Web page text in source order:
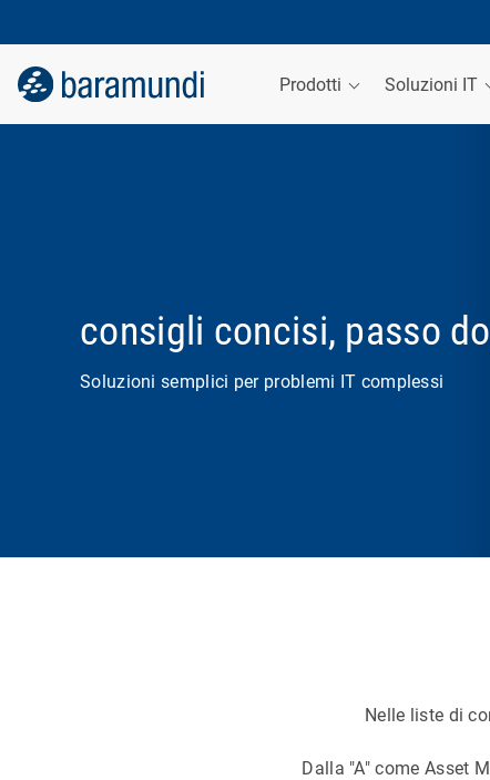
Prodotti Soluzioni IT
consigli concisi, passo
Soluzioni semplici per problemi IT complessi
Nelle liste di
Dalla "A" come Asset